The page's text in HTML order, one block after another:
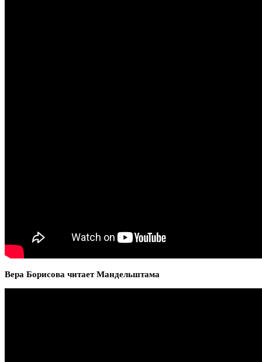
Вера Борисова читает Мандельштама